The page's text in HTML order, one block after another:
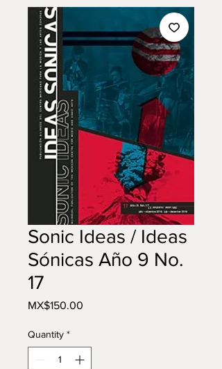
Sonic Ideas / Ideas
Sónicas Año 9 No.
17
MX$150.00
Quantity *